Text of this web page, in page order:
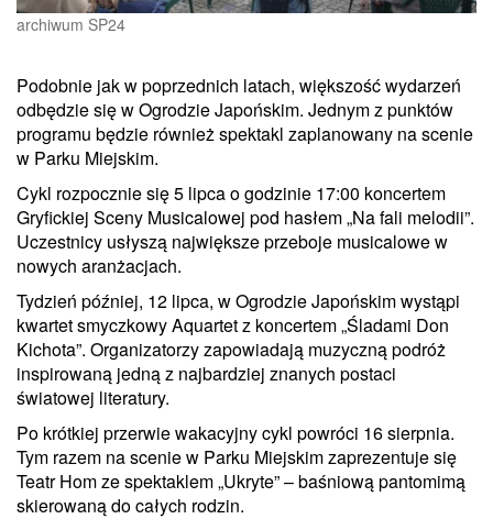
archiwum SP24
Podobnie jak w poprzednich latach, większość wydarzeń
odbędzie się w Ogrodzie Japońskim. Jednym z punktów
programu będzie również spektakl zaplanowany na scenie
w Parku Miejskim.
Cykl rozpocznie się 5 lipca o godzinie 17:00 koncertem
Gryfickiej Sceny Musicalowej pod hasłem „Na fali melodii”.
Uczestnicy usłyszą największe przeboje musicalowe w
nowych aranżacjach.
Tydzień później, 12 lipca, w Ogrodzie Japońskim wystąpi
kwartet smyczkowy Aquartet z koncertem „Śladami Don
Kichota”. Organizatorzy zapowiadają muzyczną podróż
inspirowaną jedną z najbardziej znanych postaci
światowej literatury.
Po krótkiej przerwie wakacyjny cykl powróci 16 sierpnia.
Tym razem na scenie w Parku Miejskim zaprezentuje się
Teatr Hom ze spektaklem „Ukryte” – baśniową pantomimą
skierowaną do całych rodzin.